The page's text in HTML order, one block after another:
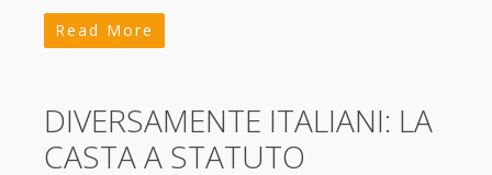
Read More
DIVERSAMENTE ITALIANI: LA
CASTA A STATUTO